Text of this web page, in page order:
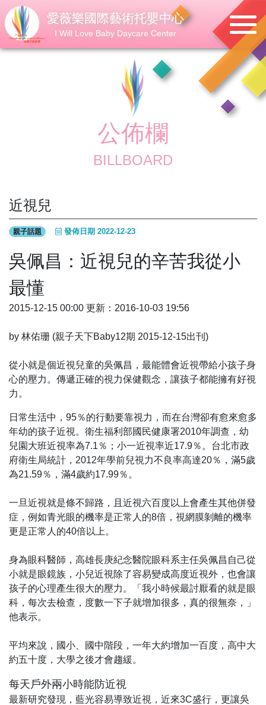
愛薇樂國際藝術托嬰中心
I Will Love Baby Daycare Center
公佈欄
BILLBOARD
近視兒
親子話題 發佈日期 2022-12-23
吳佩昌：近視兒的辛苦我從小
最懂
2015-12-15 00:00 更新：2016-10-03 19:56
by 林佑珊 (親子天下Baby12期 2015-12-15出刊)
從小就是個近視兒童的吳佩昌，最能體會近視帶給小孩子身
心的壓力。傳遞正確的視力保健觀念，讓孩子都能擁有好視
力。
日常生活中，95％的行動要靠視力，而在台灣卻有愈來愈多
年幼的孩子近視。衛生福利部國民健康署2010年調查，幼
兒園大班近視率為7.1％；小一近視率近17.9％。台北市政
府衛生局統計，2012年學前兒視力不良率高達20％，滿5歲
為21.59％，滿4歲約17.99％。
一旦近視就是條不歸路，且近視六百度以上會產生其他併發
症，例如青光眼的機率是正常人的8倍，視網膜剝離的機率
更是正常人的40倍以上。
身為眼科醫師，高雄長庚紀念醫院眼科系主任吳佩昌自己從
小就是眼鏡族，小兒近視除了容易變成高度近視外，也會讓
孩子的心理產生很大的壓力。「我小時候最討厭看的就是眼
科，每次去檢查，度數一下子就增加很多，真的很無奈，」
他表示。
平均來說，國小、國中階段，一年大約增加一百度，高中大
約五十度，大學之後才會趨緩。
每天戶外兩小時能防近視
最新研究發現，藍光容易導致近視，近來3C盛行，更讓吳